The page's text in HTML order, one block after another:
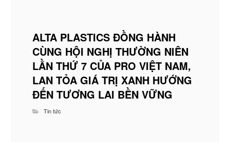
ALTA PLASTICS ĐỒNG HÀNH
CÙNG HỘI NGHỊ THƯỜNG NIÊN
LẦN THỨ 7 CỦA PRO VIỆT NAM,
LAN TỎA GIÁ TRỊ XANH HƯỚNG
ĐẾN TƯƠNG LAI BỀN VỮNG
Tin tức